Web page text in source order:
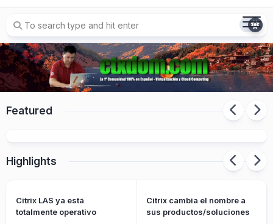
content
Featured
Citrix cambia el nombre a sus
Highlights
Citrix LAS ya está
totalmente operativo
Citrix cambia el nombre a
sus productos/soluciones